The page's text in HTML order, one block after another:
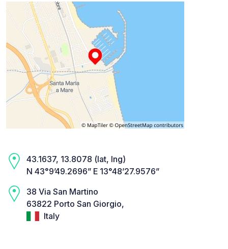
43.1637, 13.8078 (lat, lng)
N 43°9’49.2696” E 13°48’27.9576”
38 Via San Martino
63822 Porto San Giorgio,
Italy